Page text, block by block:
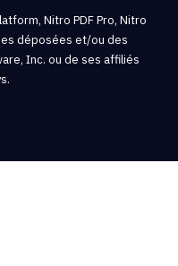
Nitro PDF Pro, Nitro
déposées et/ou des
Inc. ou de ses affiliés